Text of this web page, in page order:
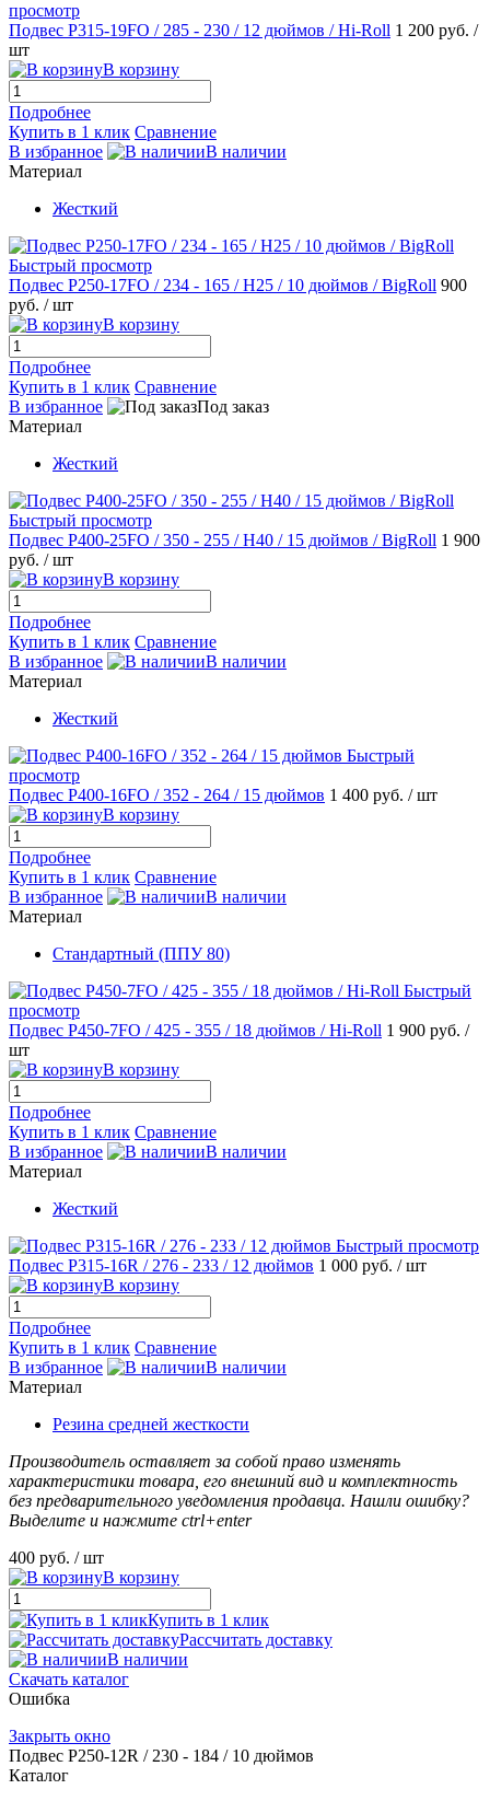
просмотр
Подвес Р315-19FO / 285 - 230 / 12 дюймов / Hi-Roll 1 200 руб. /
шт
В корзину
Подробнее
Купить в 1 клик Сравнение
В избранное
В наличии
Материал
Жесткий
Быстрый просмотр
Подвес P250-17FO / 234 - 165 / H25 / 10 дюймов / BigRoll 900
руб. / шт
В корзину
Подробнее
Купить в 1 клик Сравнение
В избранное
Под заказ
Материал
Жесткий
Быстрый просмотр
Подвес P400-25FO / 350 - 255 / H40 / 15 дюймов / BigRoll 1 900
руб. / шт
В корзину
Подробнее
Купить в 1 клик Сравнение
В избранное
В наличии
Материал
Жесткий
Быстрый
просмотр
Подвес P400-16FO / 352 - 264 / 15 дюймов 1 400 руб. / шт
В корзину
Подробнее
Купить в 1 клик Сравнение
В избранное
В наличии
Материал
Стандартный (ППУ 80)
Быстрый
просмотр
Подвес Р450-7FO / 425 - 355 / 18 дюймов / Hi-Roll 1 900 руб. /
шт
В корзину
Подробнее
Купить в 1 клик Сравнение
В избранное
В наличии
Материал
Жесткий
Быстрый просмотр
Подвес Р315-16R / 276 - 233 / 12 дюймов 1 000 руб. / шт
В корзину
Подробнее
Купить в 1 клик Сравнение
В избранное
В наличии
Материал
Резина средней жесткости
Производитель оставляет за собой право изменять
характеристики товара, его внешний вид и комплектность
без предварительного уведомления продавца. Нашли ошибку?
Выделите и нажмите ctrl+enter
400 руб. / шт
В корзину
Купить в 1 клик
Рассчитать доставку
В наличии
Скачать каталог
Ошибка
Закрыть окно
Подвес Р250-12R / 230 - 184 / 10 дюймов
Каталог